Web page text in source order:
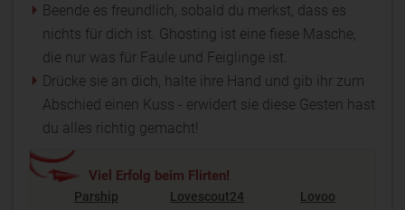
Beende es freundlich, sobald du merkst, dass es
nichts für dich ist. Ghosting ist eine fiese Masche,
die nur was für Faule und Feiglinge ist.
Drücke sie an dich, halte ihre Hand und gib ihr zum
Abschied einen Kuss - erwidert sie diese Gesten hast
du alles richtig gemacht!
Viel Erfolg beim Flirten!
Parship Lovescout24 Lovoo